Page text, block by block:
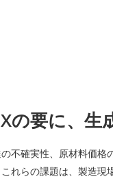
の要に、生
不確実性、原材料価格
れらの課題は、製造現